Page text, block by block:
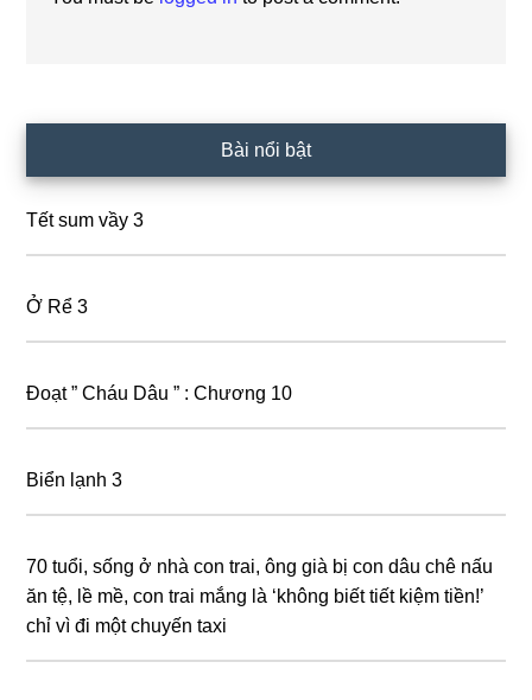
Sidebar
Bài nổi bật
Tết sum vầy 3
Ở Rể 3
Đoạt ” Cháu Dâu ” : Chương 10
Biển lạnh 3
70 tuổi, sống ở nhà con trai, ông già bị con dâu chê nấu
ăn tệ, lề mề, con trai mắng là ‘không biết tiết kiệm tiền!’
chỉ vì đi một chuyến taxi